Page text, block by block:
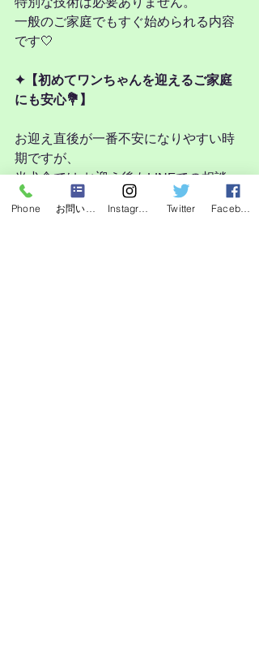
一般のご家庭でもすぐ始められる内容
です🤍
✦【初めてワンちゃんを迎えるご家庭
にも安心💐】
お迎え直後が一番不安になりやすい時
期ですが、
当犬舎では お迎え後もLINEでの相談
OK📩
気になることはいつでも質問していた
Phone Twitter